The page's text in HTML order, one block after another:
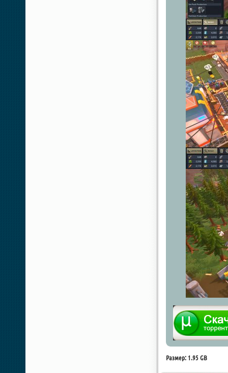
Размер: 1.95 GB